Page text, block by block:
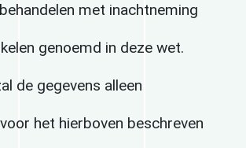
met inachtneming
genoemd in deze wet.
de gegevens alleen
het hierboven beschreven